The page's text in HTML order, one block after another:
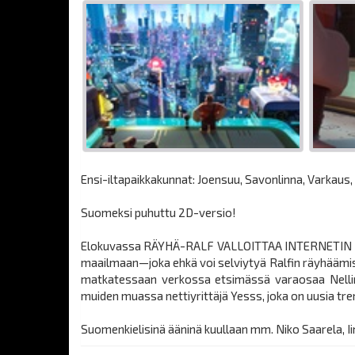
Ensi-iltapaikkakunnat: Joensuu, Savonlinna,
Suomeksi puhuttu 2D-versio!
Elokuvassa RÄYHÄ-RALF VALLOITTAA
maailmaan—joka ehkä voi selviytyä Ralfin
matkatessaan verkossa etsimässä varaosaa
muiden muassa nettiyrittäjä Yesss, joka on uusia
Suomenkielisinä ääninä kuullaan mm. Niko Saarela,